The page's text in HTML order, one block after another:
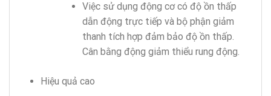
Việc sử dụng động cơ có độ ồn thấp
dẫn động trực tiếp và bộ phận giảm
thanh tích hợp đảm bảo độ ồn thấp.
Cân bằng động giảm thiểu rung động.
Hiệu quả cao